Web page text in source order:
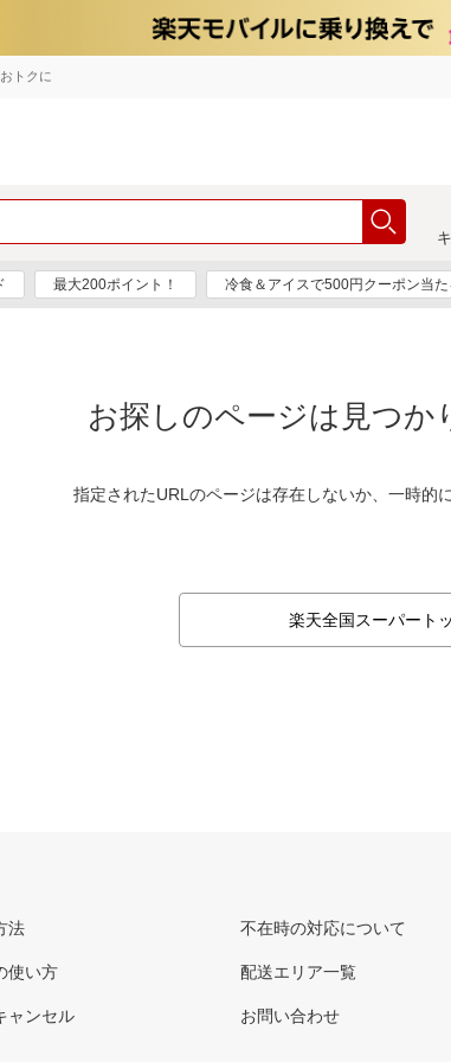
トクに
最大200ポイント！ 冷食＆アイスで500円クーポン当た
お探しのページは見つか
指定されたURLのページは存在しないか、一時的
楽天全国スーパート
法
使い方
ャンセル
不在時の対応について
配送エリア一覧
お問い合わせ